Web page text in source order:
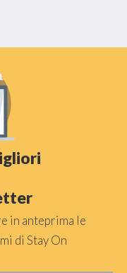
in anteprima le
di Stay On